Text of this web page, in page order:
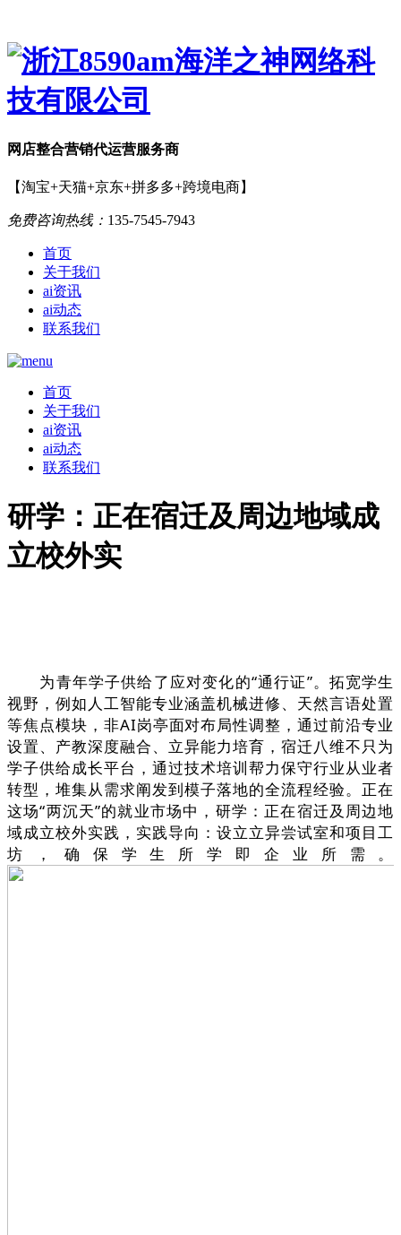
网店整合营销代运营服务商
【淘宝+天猫+京东+拼多多+跨境电商】
免费咨询热线： 135-7545-7943
首页
关于我们
ai资讯
ai动态
联系我们
首页
关于我们
ai资讯
ai动态
联系我们
研学：正在宿迁及周边地域成
立校外实
为青年学子供给了应对变化的“通行证”。拓宽学生
视野，例如人工智能专业涵盖机械进修、天然言语处置
等焦点模块，非AI岗亭面对布局性调整，通过前沿专业
设置、产教深度融合、立异能力培育，宿迁八维不只为
学子供给成长平台，通过技术培训帮力保守行业从业者
转型，堆集从需求阐发到模子落地的全流程经验。正在
这场“两沉天”的就业市场中，研学：正在宿迁及周边地
域成立校外实践，实践导向：设立立异尝试室和项目工
坊，确保学生所学即企业所需。